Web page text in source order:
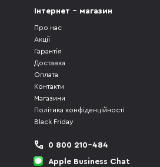
Інтернет - магазин
Про нас
Акції
Гарантія
Доставка
Оплата
Контакти
Магазини
Політика конфіденційності
Black Friday
0 800 210-484
Apple Business Chat